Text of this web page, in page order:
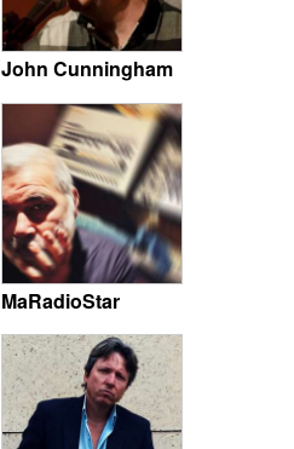
John Cunningham
MaRadioStar